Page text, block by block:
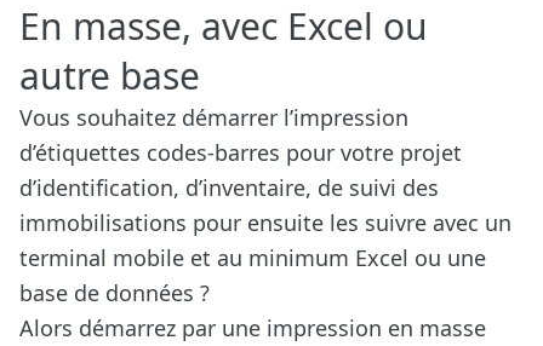
En masse, avec Excel ou
autre base
Vous souhaitez démarrer l’impression
d’étiquettes codes-barres pour votre projet
d’identification, d’inventaire, de suivi des
immobilisations pour ensuite les suivre avec un
terminal mobile et au minimum Excel ou une
base de données ?
Alors démarrez par une impression en masse